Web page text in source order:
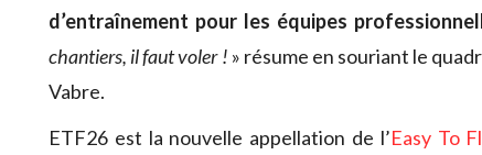
d’entraînement pour les équipes
chantiers, il faut voler ! » résume en souriant le
Vabre.
ETF26 est la nouvelle appellation de l’Easy To